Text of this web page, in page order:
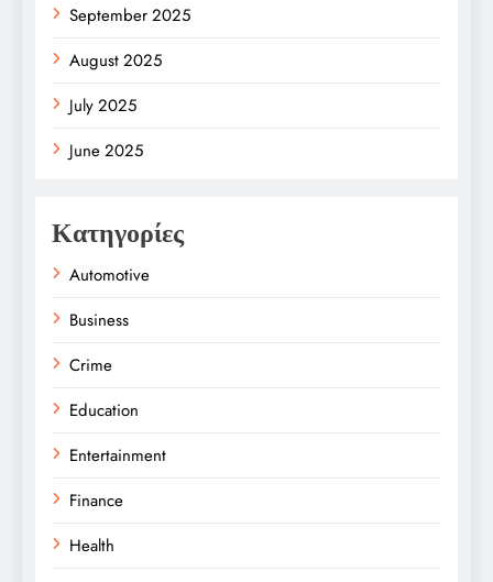
September 2025
August 2025
July 2025
June 2025
Κατηγορίες
Automotive
Business
Crime
Education
Entertainment
Finance
Health